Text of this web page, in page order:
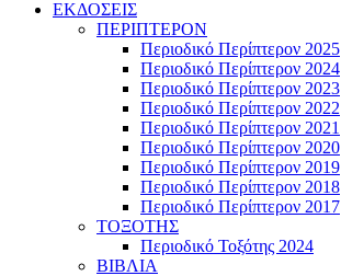
ΕΚΔΟΣΕΙΣ
ΠΕΡΙΠΤΕΡΟΝ
Περιοδικό Περίπτερον 2025
Περιοδικό Περίπτερον 2024
Περιοδικό Περίπτερον 2023
Περιοδικό Περίπτερον 2022
Περιοδικό Περίπτερον 2021
Περιοδικό Περίπτερον 2020
Περιοδικό Περίπτερον 2019
Περιοδικό Περίπτερον 2018
Περιοδικό Περίπτερον 2017
ΤΟΞΟΤΗΣ
Περιοδικό Τοξότης 2024
ΒΙΒΛΙΑ